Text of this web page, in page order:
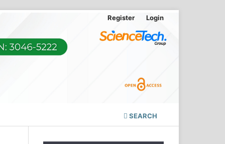
SEARCH
Register Login